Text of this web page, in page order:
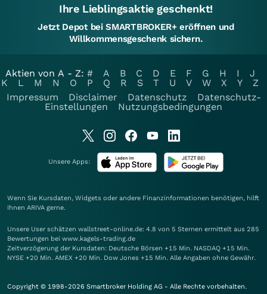
Ihre Lieblingsaktie geschenkt!
Jetzt Depot bei SMARTBROKER+ eröffnen und
Willkommensgeschenk sichern.
Aktien von A - Z: # A B C D E F G H I
J
K
L M N O P Q R S T U V W X Y
Z
Impressum
Disclaimer Datenschutz
Datenschutz-
Einstellungen
Nutzungsbedingungen
Unsere Apps:
Wenn Sie Kursdaten, Widgets oder andere Finanzinformationen benötigen, hilft
Ihnen ARIVA gerne.
Unsere User schätzen wallstreet-online.de: 4.8 von 5 Sternen ermittelt aus 285
Bewertungen bei www.kagels-trading.de
Zeitverzögerung der Kursdaten: Deutsche Börsen +15 Min. NASDAQ +15 Min.
NYSE +20 Min. AMEX +20 Min. Dow Jones +15 Min. Alle Angaben ohne Gewähr.
Copyright © 1998-2026 Smartbroker Holding AG - Alle Rechte vorbehalten.